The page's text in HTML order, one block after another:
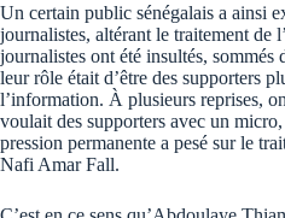
Un certain public sénégalais a ainsi
journalistes, altérant le traitement de
journalistes ont été insultés, sommés
leur rôle était d’être des supporters
l’information. À plusieurs reprises,
voulait des supporters avec un
pression permanente a pesé sur le
Nafi Amar Fall.